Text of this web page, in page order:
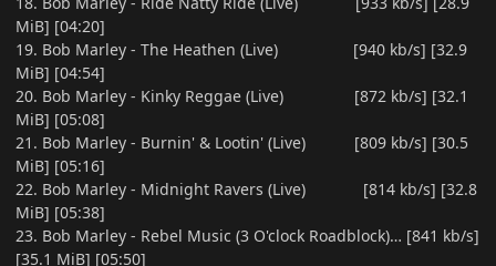
MiB] [04:20]
19. Bob Marley - The Heathen (Live) [940 kb/s] [32.9
MiB] [04:54]
20. Bob Marley - Kinky Reggae (Live) [872 kb/s] [32.1
MiB] [05:08]
21. Bob Marley - Burnin' & Lootin' (Live) [809 kb/s] [30.5
MiB] [05:16]
22. Bob Marley - Midnight Ravers (Live) [814 kb/s] [32.8
MiB] [05:38]
23. Bob Marley - Rebel Music (3 O'clock Roadblock)… [841 kb/s]
[35.1 MiB] [05:50]